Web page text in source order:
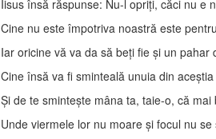
Iisus însă răspunse: Nu-l opriţi, căci nu e
Cine nu este împotriva noastră este
Iar oricine vă va da să beţi fie şi un
Cine însă va fi sminteală unuia din
Şi de te sminteşte mâna ta, taie-o, că
Unde viermele lor nu moare şi focul nu se